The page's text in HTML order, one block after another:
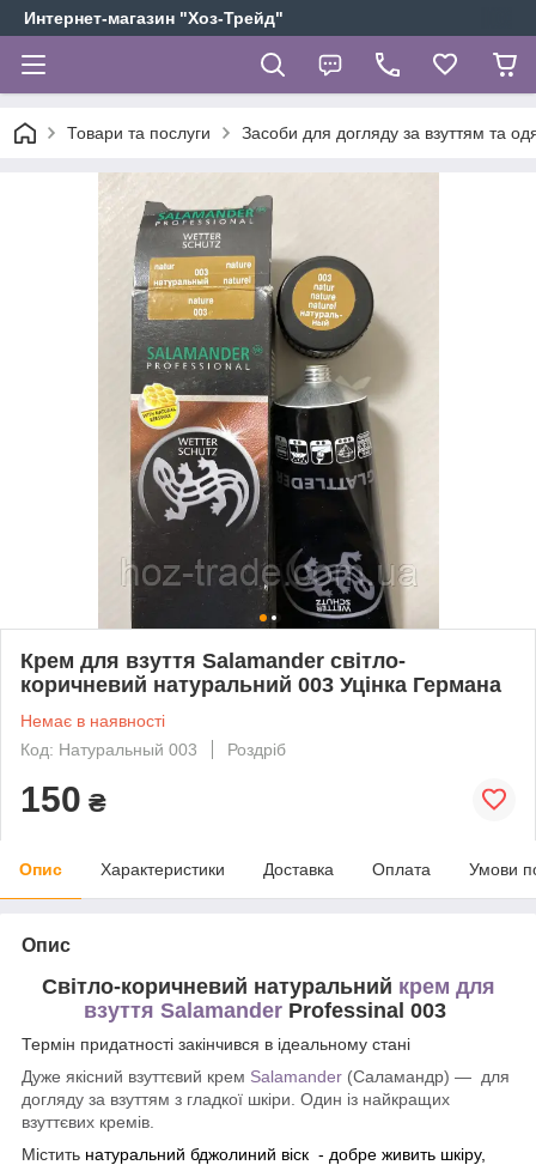
Интернет-магазин "Хоз-Трейд"
Товари та послуги Засоби для догляду за взуттям та
Крем для взуття Salamander світло-
коричневий натуральний 003 Уцінка Германа
Немає в наявності
Код: Натуральный 003
Роздріб
150 ₴
Опис Характеристики Доставка Оплата Умови
Опис
Світло-коричневий натуральний крем для
взуття Salamander Professinal 003
Термін придатності закінчився в ідеальному стані
Дуже якісний взуттєвий крем Salamander (Саламандр) ― для
догляду за взуттям з гладкої шкіри. Один із найкращих
взуттєвих кремів.
Містить натуральний бджолиний віск - добре живить шкіру,